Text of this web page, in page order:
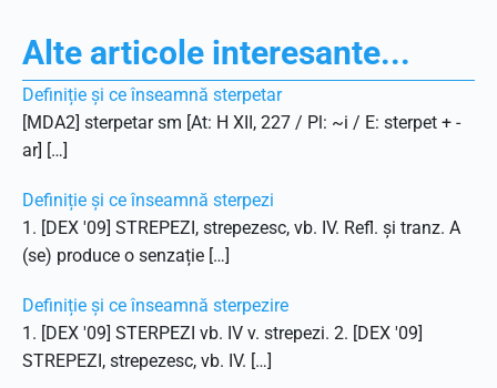
Alte articole interesante...
Definiție și ce înseamnă sterpetar
[MDA2] sterpetar sm [At: H XII, 227 / Pl: ~i / E: sterpet + -
ar] […]
Definiție și ce înseamnă sterpezi
1. [DEX '09] STREPEZI, strepezesc, vb. IV. Refl. și tranz. A
(se) produce o senzație […]
Definiție și ce înseamnă sterpezire
1. [DEX '09] STERPEZI vb. IV v. strepezi. 2. [DEX '09]
STREPEZI, strepezesc, vb. IV. […]